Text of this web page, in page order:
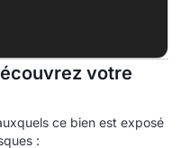
votre
ce bien est exposé
: